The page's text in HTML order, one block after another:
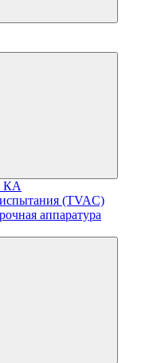
КА
(TVAC)
аппаратура